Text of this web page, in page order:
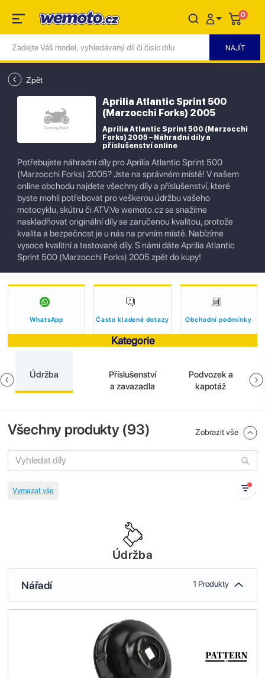
0
Zpět
Aprilia Atlantic Sprint 500
(Marzocchi Forks) 2005
Aprilia Atlantic Sprint 500 (Marzocchi
Forks) 2005 – Náhradní díly a
příslušenství online
Potřebujete náhradní díly pro Aprilia Atlantic Sprint 500
(Marzocchi Forks) 2005? Jste na správném místě! V našem
online obchodu najdete všechny díly a příslušenství, které
byste mohli potřebovat pro veškerou údržbu vašeho
motocyklu, skútru či ATV.Ve wemoto.cz se snažíme
naskladňovat originální díly se zaručenou kvalitou, protože
kvalita a bezpečnost je u nás na prvním místě. Nabízíme
vysoce kvalitní a testované díly. S námi dáte Aprilia Atlantic
Sprint 500 (Marzocchi Forks) 2005 zpět do kupy!
WhatsApp Často kladené dotazy Obchodní podmínky
Kategorie
Údržba
Příslušenství
a zavazadla
Podvozek a
kapotáž
Všechny produkty (93) Zobrazit vše
Údržba
Nářadí 1 Produkty